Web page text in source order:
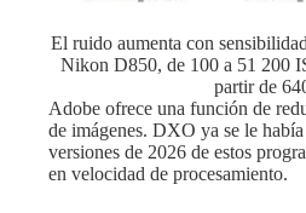
El ruido aumenta con
Nikon D850, de 100 a 51 200
partir de
Adobe ofrece una función de
de imágenes. DXO ya se le
versiones de 2026 de estos
en velocidad de procesamiento.